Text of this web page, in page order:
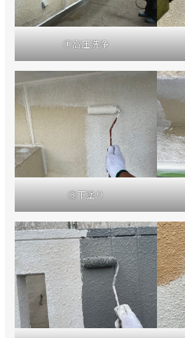
①高圧洗浄
③下塗り